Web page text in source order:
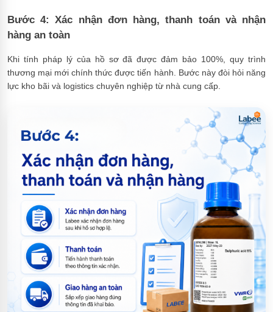
Bước 4: Xác nhận đơn hàng, thanh toán và nhận
hàng an toàn
Khi tính pháp lý của hồ sơ đã được đảm bảo 100%, quy trình
thương mại mới chính thức được tiến hành. Bước này đòi hỏi năng
lực kho bãi và logistics chuyên nghiệp từ nhà cung cấp.